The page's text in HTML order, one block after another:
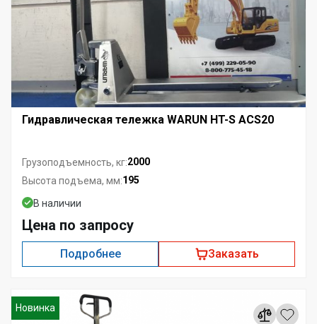
Гидравлическая тележка WARUN HT-S ACS20
Грузоподъемность, кг:2000
Высота подъема, мм:195
В наличии
Цена по запросу
Подробнее Заказать
Новинка